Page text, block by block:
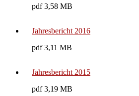
pdf 3,58 MB
Jahresbericht 2016
pdf 3,11 MB
Jahresbericht 2015
pdf 3,19 MB